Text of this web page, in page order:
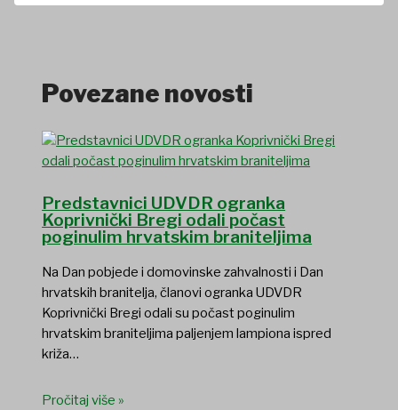
Povezane novosti
Predstavnici UDVDR ogranka
Koprivnički Bregi odali počast
poginulim hrvatskim braniteljima
Na Dan pobjede i domovinske zahvalnosti i Dan
hrvatskih branitelja, članovi ogranka UDVDR
Koprivnički Bregi odali su počast poginulim
hrvatskim braniteljima paljenjem lampiona ispred
križa…
Pročitaj više »